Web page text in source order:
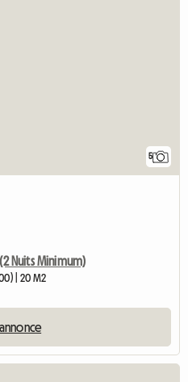
5
Nuits Minimum)
| 20 M2